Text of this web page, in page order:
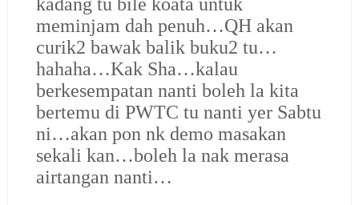
meminjam dah penuh…QH akan
curik2 bawak balik buku2 tu…
hahaha…Kak Sha…kalau
berkesempatan nanti boleh la kita
bertemu di PWTC tu nanti yer Sabtu
ni…akan pon nk demo masakan
sekali kan…boleh la nak merasa
airtangan nanti…